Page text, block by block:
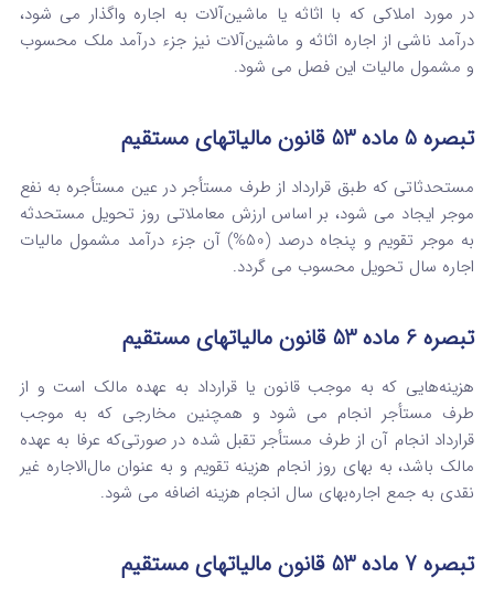
در مورد املاکی که با اثاثه یا ماشین‌آلات به اجاره واگذار می‌ شود،
درآمد ناشی از اجاره اثاثه و ماشین‌آلات نیز جزء درآمد ملک محسوب
‌و مشمول مالیات این فصل می‌ شود.
‌تبصره ‌5 ماده 53 قانون مالیاتهای مستقیم
مستحدثاتی که طبق قرارداد از طرف مستأجر در عین مستأجره به نفع
موجر ایجاد می‌ شود، بر اساس ارزش معاملاتی روز تحویل ‌مستحدثه
به موجر تقویم و پنجاه درصد (50%) آن جزء درآمد مشمول مالیات
اجاره سال تحویل محسوب می‌ گردد.
‌تبصره ‌6 ماده 53 قانون مالیاتهای مستقیم
هزینه‌هایی که به موجب قانون یا قرارداد به عهده مالک است و از
طرف مستأجر انجام می‌ شود و همچنین مخارجی که به موجب‌
قرارداد انجام آن از طرف مستأجر تقبل شده در صورتی‌که عرفا به عهده
مالک باشد، به بهای روز انجام هزینه تقویم و به عنوان مال‌الاجاره غیر
نقدی به‌ جمع اجاره‌بهای سال انجام هزینه اضافه می‌ شود.
‌تبصره 7 ماده 53 قانون مالیاتهای مستقیم